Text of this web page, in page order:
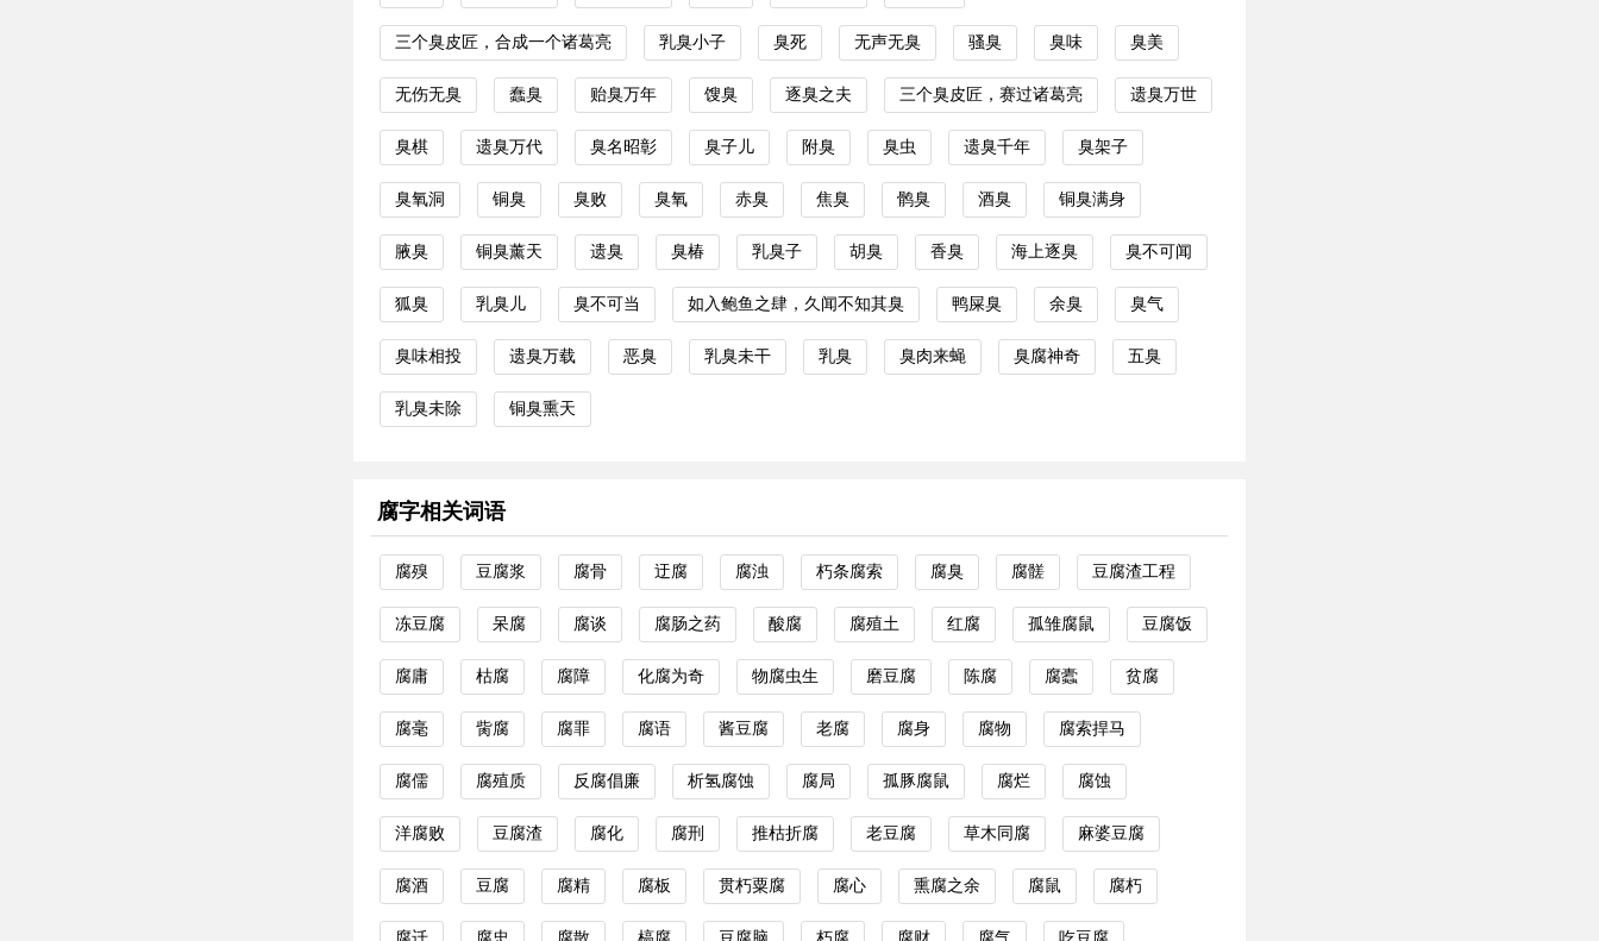
三个臭皮匠，合成一个诸葛亮 乳臭小子 臭死 无声无臭 骚臭 臭味 臭美
无伤无臭 蠢臭 贻臭万年 馊臭 逐臭之夫 三个臭皮匠，赛过诸葛亮 遗臭万世
臭棋 遗臭万代 臭名昭彰 臭子儿 附臭 臭虫 遗臭千年 臭架子
臭氧洞 铜臭 臭败 臭氧 赤臭 焦臭 鹘臭 酒臭 铜臭满身
腋臭 铜臭薰天 遗臭 臭椿 乳臭子 胡臭 香臭 海上逐臭 臭不可闻
狐臭 乳臭儿 臭不可当 如入鲍鱼之肆，久闻不知其臭 鸭屎臭 余臭 臭气
臭味相投 遗臭万载 恶臭 乳臭未干 乳臭 臭肉来蝇 臭腐神奇 五臭
乳臭未除 铜臭熏天
腐字相关词语
腐殠 豆腐浆 腐骨 迂腐 腐浊 朽条腐索 腐臭 腐髊 豆腐渣工程
冻豆腐 呆腐 腐谈 腐肠之药 酸腐 腐殖土 红腐 孤雏腐鼠 豆腐饭
腐庸 枯腐 腐障 化腐为奇 物腐虫生 磨豆腐 陈腐 腐蠹 贫腐
腐毫 胔腐 腐罪 腐语 酱豆腐 老腐 腐身 腐物 腐索捍马
腐儒 腐殖质 反腐倡廉 析氢腐蚀 腐局 孤豚腐鼠 腐烂 腐蚀
洋腐败 豆腐渣 腐化 腐刑 推枯折腐 老豆腐 草木同腐 麻婆豆腐
腐酒 豆腐 腐精 腐板 贯朽粟腐 腐心 熏腐之余 腐鼠 腐朽